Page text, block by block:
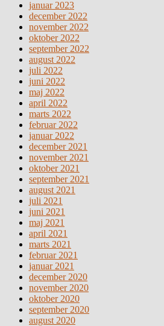
januar 2023
december 2022
november 2022
oktober 2022
september 2022
august 2022
juli 2022
juni 2022
maj 2022
april 2022
marts 2022
februar 2022
januar 2022
december 2021
november 2021
oktober 2021
september 2021
august 2021
juli 2021
juni 2021
maj 2021
april 2021
marts 2021
februar 2021
januar 2021
december 2020
november 2020
oktober 2020
september 2020
august 2020